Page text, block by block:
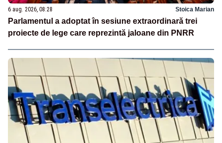
6 aug. 2026, 08:28 Stoica Marian
Parlamentul a adoptat în sesiune extraordinară trei
proiecte de lege care reprezintă jaloane din PNRR